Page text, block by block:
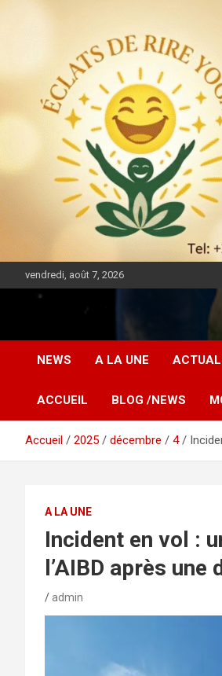
vendredi, août 7, 2026
DIASPORA
NEWS A LA UNE
ACCUEIL BLOG /NEWS
Accueil 2025 décembre 4
A LA UNE
Incident en vol :
l’AIBD après
admin